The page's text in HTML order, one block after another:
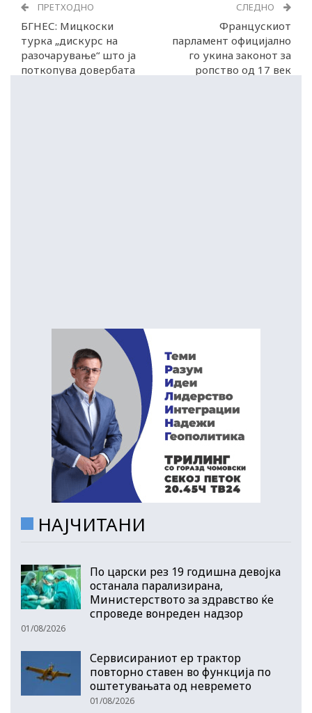
ПРЕТХОДНО
БГНЕС: Мицкоски
турка „дискурс на
разочарување“ што ја
поткопува довербата
СЛЕДНО
Францускиот
парламент официјално
го укина законот за
ропство од 17 век
НАЈЧИТАНИ
По царски рез 19 годишна девојка
останала парализирана,
Министерството за здравство ќе
спроведе вонреден надзор
01/08/2026
Сервисираниот ер трактор
повторно ставен во функција по
оштетувањата од невремето
01/08/2026